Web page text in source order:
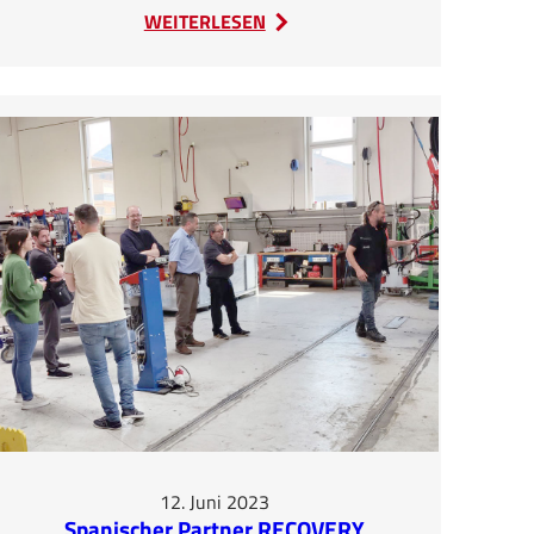
WEITERLESEN
:
Battery
Teams
(GR)
bei
SEDA-
Umwelttechnik
GmbH
in
Kössen
12. Juni 2023